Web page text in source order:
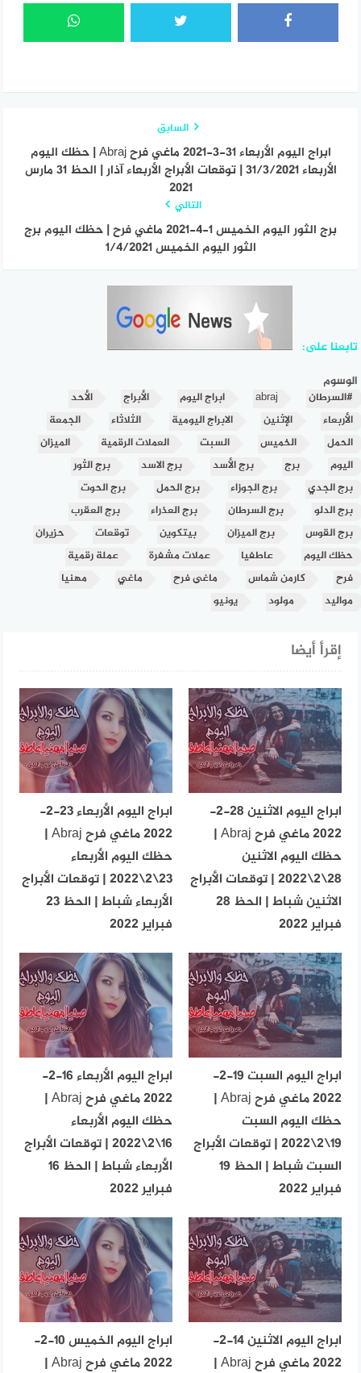
السابق
ابراج اليوم الأربعاء 31-3-2021 ماغي فرح Abraj | حظك اليوم
الأربعاء 31/3/2021 | توقعات الأبراج الأربعاء آذار | الحظ 31 مارس
2021
التالي
برج الثور اليوم الخميس 1-4-2021 ماغي فرح | حظك اليوم برج
الثور اليوم الخميس 1/4/2021
تابعنا على:
الوسوم
#السرطان abraj ابراج اليوم الأبراج
الأحد
الأربعاء
الإثنين الابراج اليومية الثلاثاء
الجمعة
الحمل
الخميس السبت العملات الرقمية
الميزان
اليوم
برج برج الأسد برج الاسد
برج الثور
برج الجدي
برج الجوزاء برج الحمل
برج الحوت
برج الدلو
برج السرطان برج العذراء
برج العقرب
برج القوس
برج الميزان بيتكوين توقعات
حزيران
حظك اليوم
عاطفيا عملات مشفرة
عملة رقمية
فرح
كارمن شماس ماغى فرح ماغي
مهنيا
مواليد
مولود يونيو
إقرأ أيضا
ابراج اليوم الاثنين 28-2-
2022 ماغي فرح Abraj |
حظك اليوم الاثنين
28\2\2022 | توقعات الأبراج
الاثنين شباط | الحظ 28
فبراير 2022
ابراج اليوم الأربعاء 23-2-
2022 ماغي فرح Abraj |
حظك اليوم الأربعاء
23\2\2022 | توقعات الأبراج
الأربعاء شباط | الحظ 23
فبراير 2022
ابراج اليوم السبت 19-2-
2022 ماغي فرح Abraj |
حظك اليوم السبت
19\2\2022 | توقعات الأبراج
السبت شباط | الحظ 19
فبراير 2022
ابراج اليوم الأربعاء 16-2-
2022 ماغي فرح Abraj |
حظك اليوم الأربعاء
16\2\2022 | توقعات الأبراج
الأربعاء شباط | الحظ 16
فبراير 2022
ابراج اليوم الاثنين 14-2-
2022 ماغي فرح Abraj |
ابراج اليوم الخميس 10-2-
2022 ماغي فرح Abraj |